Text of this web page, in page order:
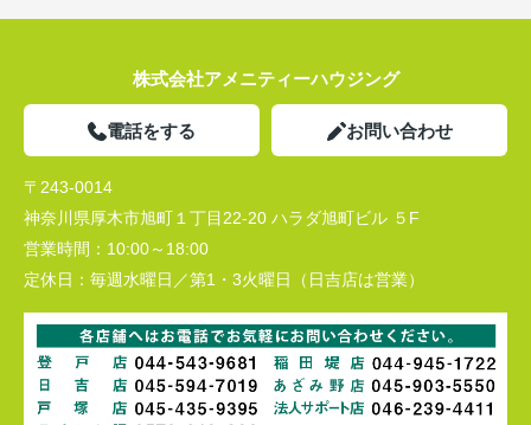
株式会社アメニティーハウジング
電話をする お問い合わせ
〒243-0014
神奈川県厚木市旭町１丁目22-20 ハラダ旭町ビル ５F
営業時間： 10:00～18:00
定休日： 毎週水曜日／第1・3火曜日（日吉店は営業）